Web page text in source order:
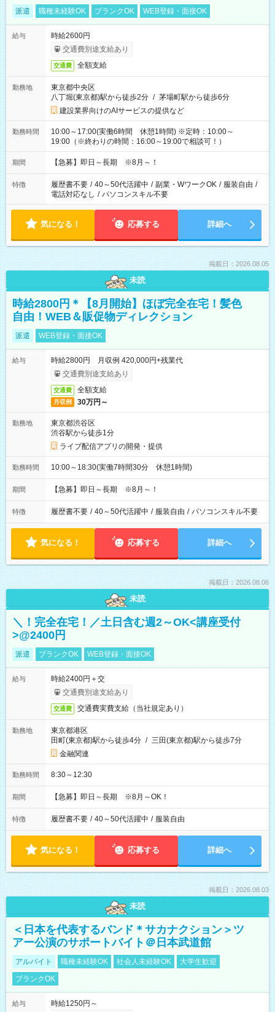
派遣 職種未経験OK ブランクOK WEB登録・面接OK
給与
時給2600円
交通費別途支給あり
交通費 全額支給
勤務地
東京都中央区
八丁堀(東京都)駅から徒歩2分 / 茅場町駅から徒歩6分
建設業界向けのAIサービスの提供など
勤務時間
10:00～17:00(実働6時間 休憩1時間) ※定時：10:00～
19:00（※終わりの時間：16:00～19:00で相談可！）
期間 【急募】即日～長期 ※8月～！
特徴 履歴書不要 / 40～50代活躍中 / 副業・WワークOK / 服装自由 /
電話対応なし / パソコンスキル不要
気になる！ 応募する 詳細へ
掲載日：2026.08.05
未読
時給2800円＊【8月開始】ほぼ完全在宅！髪色
自由！WEB＆販促物ディレクション
派遣 WEB登録・面接OK
給与
時給2800円 月収例 420,000円+残業代
交通費別途支給あり
交通費 全額支給
月収例 30万円～
勤務地
東京都渋谷区
渋谷駅から徒歩1分
ライブ配信アプリの開発・提供
勤務時間 10:00～18:30(実働7時間30分 休憩1時間)
期間 【急募】即日～長期 ※8月～！
特徴 履歴書不要 / 40～50代活躍中 / 服装自由 / パソコンスキル不要
気になる！ 応募する 詳細へ
掲載日：2026.08.06
未読
＼！完全在宅！／土日含む週2～OK<講座受付
>@2400円
派遣 ブランクOK WEB登録・面接OK
給与
時給2400円＋交
交通費別途支給あり
交通費 交通費実費支給（当社規定あり）
勤務地
東京都港区
田町(東京都)駅から徒歩4分 / 三田(東京都)駅から徒歩7分
金融関連
勤務時間 8:30～12:30
期間 【急募】即日～長期 ※8月～OK！
特徴 履歴書不要 / 40～50代活躍中 / 服装自由
気になる！ 応募する 詳細へ
掲載日：2026.08.03
未読
＜日本を代表するバンド＊サカナクション＞ツ
アー公演のサポートバイト＠日本武道館
アルバイト 職種未経験OK 社会人未経験OK
大学生歓迎
ブランクOK
給与
時給1250円～